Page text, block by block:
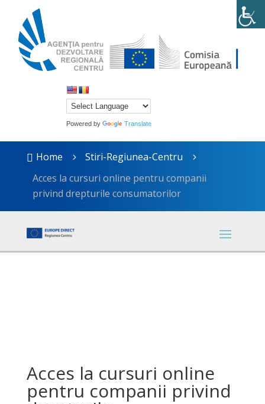
Powered by Translate
 Home 5 Stiri-Regiunea-Centru 5
Acces la cursuri online pentru companii
privind drepturile consumatorilor
Acces la cursuri online
pentru companii privind